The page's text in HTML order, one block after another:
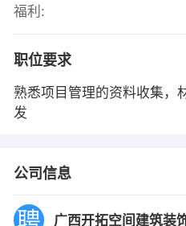
福利:
职位要求
熟悉项目管理的资料收集，
发
公司信息
广西开拓空间建筑装